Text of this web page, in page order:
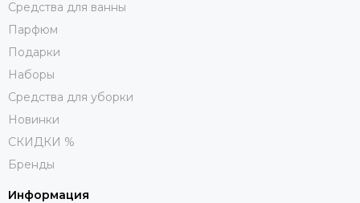
Средства для ванны
Парфюм
Подарки
Наборы
Средства для уборки
Новинки
СКИДКИ %
Бренды
Информация